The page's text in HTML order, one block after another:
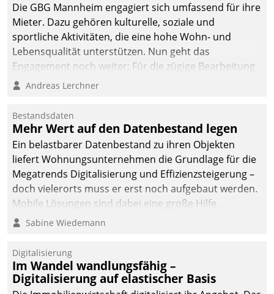
Die GBG Mannheim engagiert sich umfassend für ihre
Mieter. Dazu gehören kulturelle, soziale und
sportliche Aktivitäten, die eine hohe Wohn- und
Lebensqualität unterstützen. Nun geht das
Engagement noch weiter: Für die zügige Bearbeitung
von Beschwerden – oder Lob – richtet das
und Beschwerde-Management einen eigenen Kanal
ein.
Andreas Lerchner
Bestandsdaten
Mehr Wert auf den Datenbestand legen
Ein belastbarer Datenbestand zu ihren Objekten
liefert Wohnungsunternehmen die Grundlage für die
Megatrends Digitalisierung und Effizienzsteigerung –
doch vielerorts muss er erst noch aufgebaut werden.
Mobile Lösungen sind dabei eine große Hilfe.
Sabine Wiedemann
Digitalisierung
Im Wandel wandlungsfähig –
Digitalisierung auf elastischer Basis